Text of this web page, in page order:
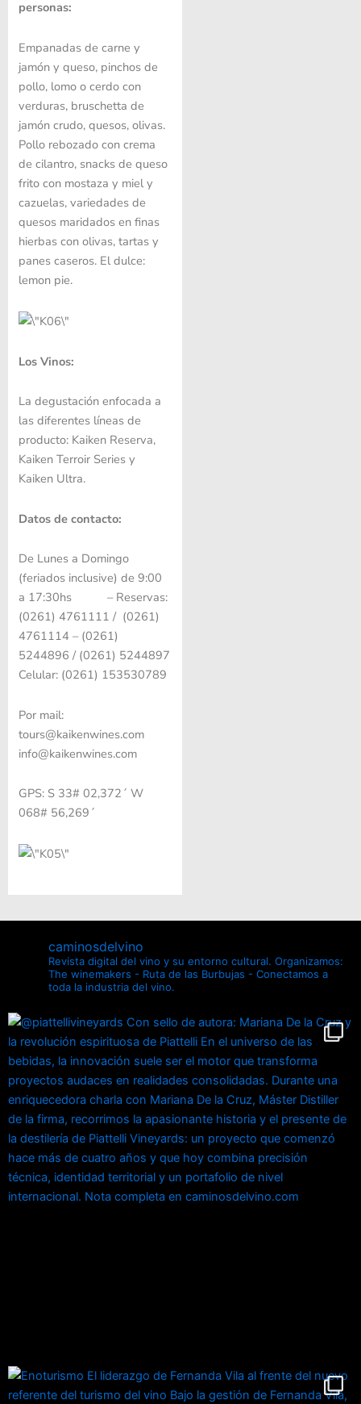
personas:
Empanadas de carne y
jamón y queso, pinchos de
pollo, lomo o cerdo con
verduras, bruschetta de
jamón crudo, quesos, olivas.
Pollo rebozado con crema
de cilantro, snacks de queso
frito con mostaza y miel y
cazuelas, variedades de
quesos maridados en finas
hierbas con olivas, tartas y
panes caseros. El dulce:
lemon pie.
Los Vinos:
La degustación enfocada a
las diferentes líneas de
producto: Kaiken Reserva,
Kaiken Terroir Series y
Kaiken Ultra.
Datos de contacto:
De Lunes a Domingo
(feriados inclusive) de 9:00
a 17:30hs – Reservas:
(0261) 4761111 / (0261)
4761114 – (0261)
5244896 / (0261) 5244897
Celular: (0261) 153530789
Por mail:
tours@kaikenwines.com
info@kaikenwines.com
GPS: S 33# 02,372´ W
068# 56,269´
caminosdelvino
Revista digital del vino y su entorno cultural. Organizamos:
The winemakers - Ruta de las Burbujas - Conectamos a
toda la industria del vino.